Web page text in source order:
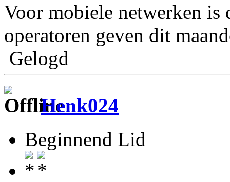
Voor mobiele netwerken is
operatoren geven dit
Gelogd
Henk024
Beginnend Lid